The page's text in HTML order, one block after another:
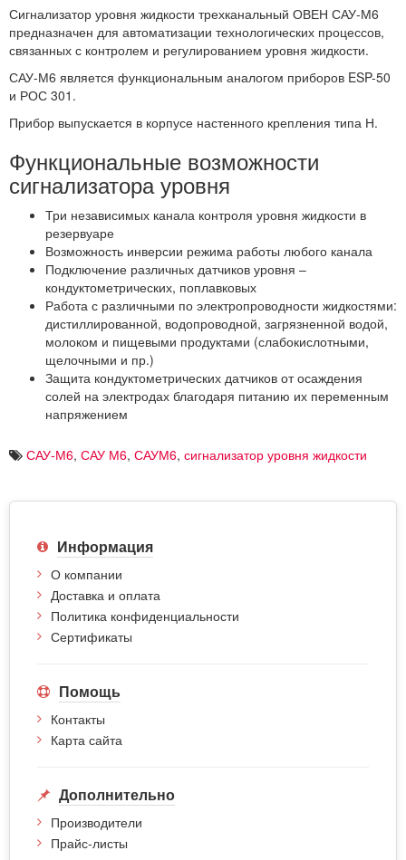
Сигнализатор уровня жидкости трехканальный ОВЕН САУ-М6
предназначен для автоматизации технологических процессов,
связанных с контролем и регулированием уровня жидкости.
САУ-М6 является функциональным аналогом приборов ESP-50
и РОС 301.
Прибор выпускается в корпусе настенного крепления типа Н.
Функциональные возможности
сигнализатора уровня
Три независимых канала контроля уровня жидкости в
резервуаре
Возможность инверсии режима работы любого канала
Подключение различных датчиков уровня –
кондуктометрических, поплавковых
Работа с различными по электропроводности жидкостями:
дистиллированной, водопроводной, загрязненной водой,
молоком и пищевыми продуктами (слабокислотными,
щелочными и пр.)
Защита кондуктометрических датчиков от осаждения
солей на электродах благодаря питанию их переменным
напряжением
САУ-М6, САУ М6, САУМ6, сигнализатор уровня жидкости
Информация
О компании
Доставка и оплата
Политика конфиденциальности
Сертификаты
Помощь
Контакты
Карта сайта
Дополнительно
Производители
Прайс-листы